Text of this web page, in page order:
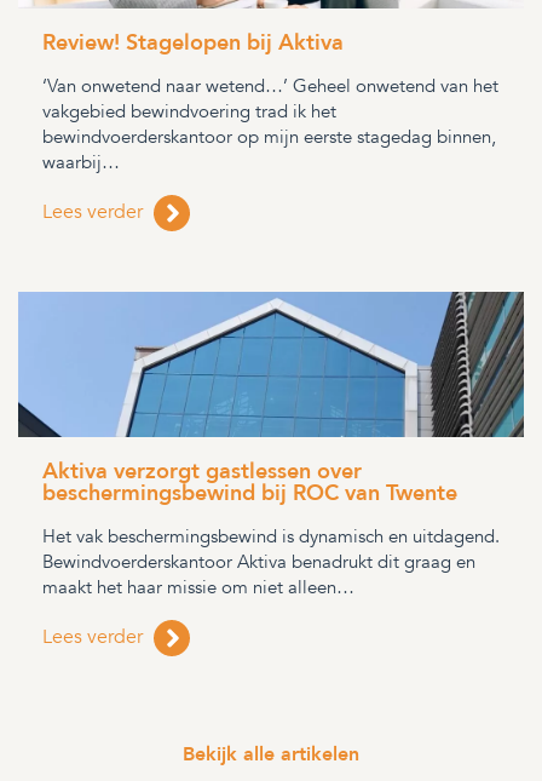
Review! Stagelopen bij Aktiva
‘Van onwetend naar wetend…’ Geheel onwetend van het
vakgebied bewindvoering trad ik het
bewindvoerderskantoor op mijn eerste stagedag binnen,
waarbij…
Lees verder
Aktiva verzorgt gastlessen over
beschermingsbewind bij ROC van Twente
Het vak beschermingsbewind is dynamisch en uitdagend.
Bewindvoerderskantoor Aktiva benadrukt dit graag en
maakt het haar missie om niet alleen…
Lees verder
Bekijk alle artikelen